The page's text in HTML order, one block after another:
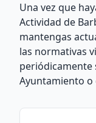
Una vez que
Actividad de
mantengas
las normativas
periódicamente
Ayuntamiento